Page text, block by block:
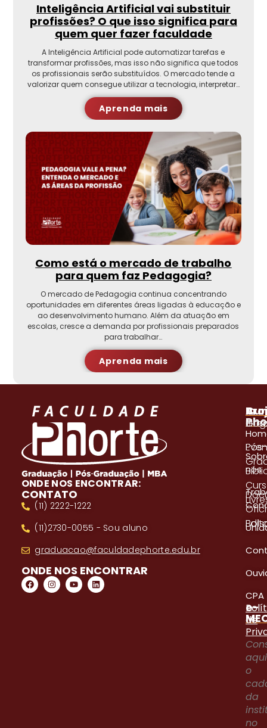
Inteligência Artificial vai substituir
profissões? O que isso significa para
quem quer fazer faculdade
A Inteligência Artificial pode automatizar tarefas e
transformar profissões, mas isso não significa que todos
os profissionais serão substituídos. O mercado tende a
valorizar quem consegue utilizar a tecnologia, interpretar…
Aprenda mais
Como está o mercado de trabalho
para quem faz Pedagogia?
O mercado de Pedagogia continua concentrando
oportunidades em diferentes áreas ligadas à educação e
ao desenvolvimento humano. Além da atuação em
escolas, cresce a demanda por profissionais preparados
para trabalhar…
Aprenda mais
ONDE NOS ENCONTRAR:
CONTATO
(11) 2222-1222
(11)2730-0055 - Sou aluno
graduacao@faculdadephorte.edu.br
ONDE NOS ENCONTRAR
A
nós
CPA
Pós-
e-
aqui
o
da
no
de